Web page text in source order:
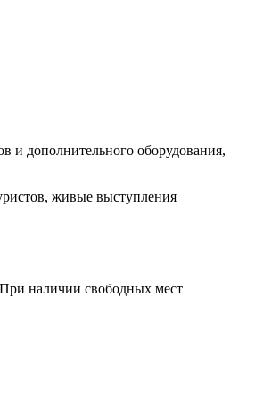
и дополнительного оборудования,
живые выступления
При наличии свободных мест